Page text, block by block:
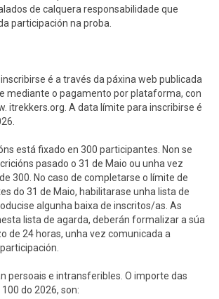
de calquera responsabilidade que
participación na proba.
é a través da páxina web publicada
mediante o pagamento por plataforma, con
itrekkers.org. A data límite para inscribirse é
está fixado en 300 participantes. Non se
pasado o 31 de Maio ou unha vez
300. No caso de completarse o límite de
do 31 de Maio, habilitarase unha lista de
algunha baixa de inscritos/as. As
lista de agarda, deberán formalizar a súa
de 24 horas, unha vez comunicada a
persoais e intransferibles. O importe das
do 2026, son: